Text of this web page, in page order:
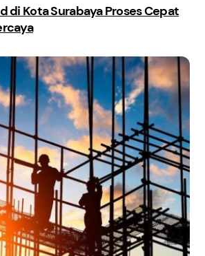
di Kota Surabaya Proses Cepat